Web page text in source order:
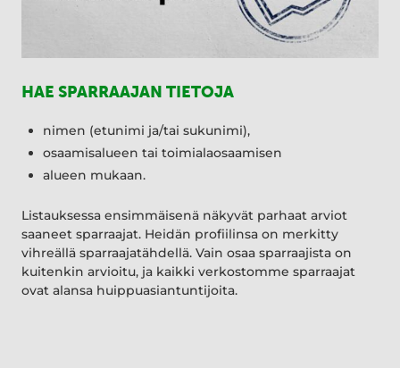
HAE SPARRAAJAN TIETOJA
nimen (etunimi ja/tai sukunimi),
osaamisalueen tai toimialaosaamisen
alueen mukaan.
Listauksessa ensimmäisenä näkyvät parhaat arviot
saaneet sparraajat. Heidän profiilinsa on merkitty
vihreällä sparraajatähdellä. Vain osaa sparraajista on
kuitenkin arvioitu, ja kaikki verkostomme sparraajat
ovat alansa huippuasiantuntijoita.